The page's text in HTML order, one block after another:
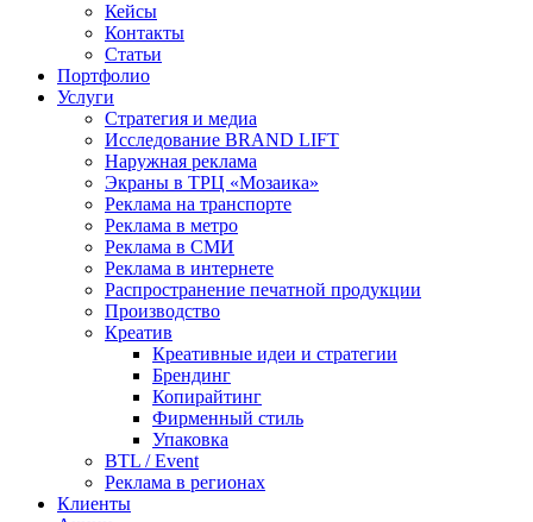
Кейсы
Контакты
Статьи
Портфолио
Услуги
Стратегия и медиа
Исследование BRAND LIFT
Наружная реклама
Экраны в ТРЦ «Мозаика»
Реклама на транспорте
Реклама в метро
Реклама в СМИ
Реклама в интернете
Распространение печатной продукции
Производство
Креатив
Креативные идеи и стратегии
Брендинг
Копирайтинг
Фирменный стиль
Упаковка
BTL / Event
Реклама в регионах
Клиенты